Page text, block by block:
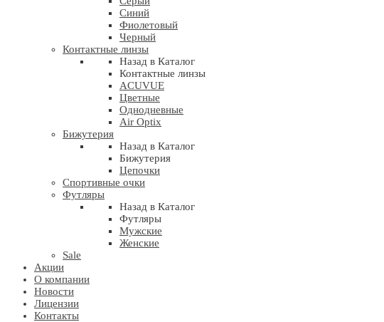
Синий
Фиолетовый
Черный
Контактные линзы
Назад в Каталог
Контактные линзы
ACUVUE
Цветные
Однодневные
Air Optix
Бижутерия
Назад в Каталог
Бижутерия
Цепочки
Спортивные очки
Футляры
Назад в Каталог
Футляры
Мужские
Женские
Sale
Акции
О компании
Новости
Лицензии
Контакты